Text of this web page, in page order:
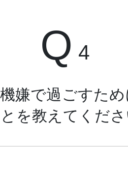
Q 4
嫌で過ごすた
を教えてくだ